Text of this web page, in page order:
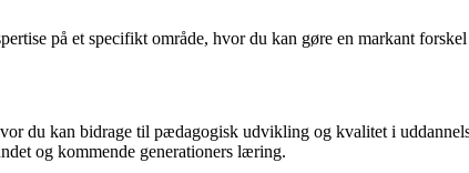
på et specifikt område, hvor du kan gøre en markant
du kan bidrage til pædagogisk udvikling og kvalitet i
og kommende generationers læring.